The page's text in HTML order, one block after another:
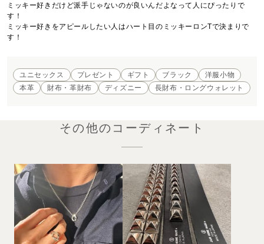
ミッキー好きだけど派手じゃないのが良いんだよなって人にぴったりで
す！
ミッキー好きをアピールしたい人はハート目のミッキーロンTで決まりで
す！
ユニセックス プレゼント ギフト ブラック
洋服小物
本革
財布・革財布 ディズニー 長財布・ロングウォレット
その他のコーディネート